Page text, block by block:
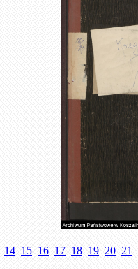
14 15 16 17 18 19 20 21